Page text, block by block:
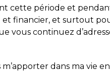
cette période et
et financier, et surtout
vous continuez
dans ma vie